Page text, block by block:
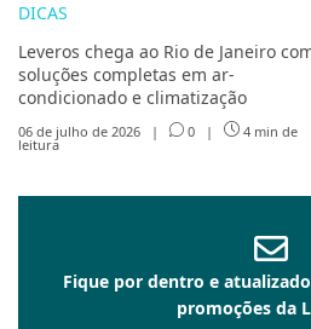
DICAS
Leveros chega ao Rio de Janeiro
soluções completas em ar-
condicionado e climatização
06 de julho de 2026 | 0 | 4 min de
leitura
Fique por dentro e
promoções da